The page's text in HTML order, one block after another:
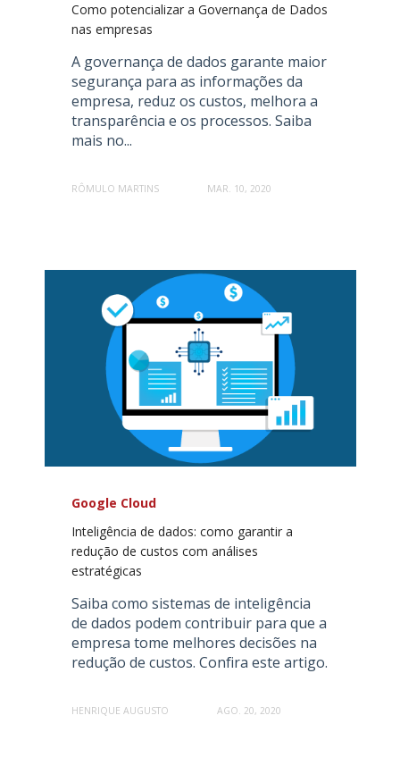
Como potencializar a Governança de Dados
nas empresas
A governança de dados garante maior
segurança para as informações da
empresa, reduz os custos, melhora a
transparência e os processos. Saiba
mais no...
RÔMULO MARTINS MAR. 10, 2020
Google Cloud
Inteligência de dados: como garantir a
redução de custos com análises
estratégicas
Saiba como sistemas de inteligência
de dados podem contribuir para que a
empresa tome melhores decisões na
redução de custos. Confira este artigo.
HENRIQUE AUGUSTO AGO. 20, 2020